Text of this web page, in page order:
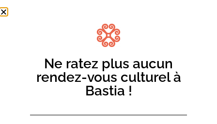
Infos au 04.95.58.46.00
Ne ratez plus aucun
rendez-vous culturel à
Bastia !